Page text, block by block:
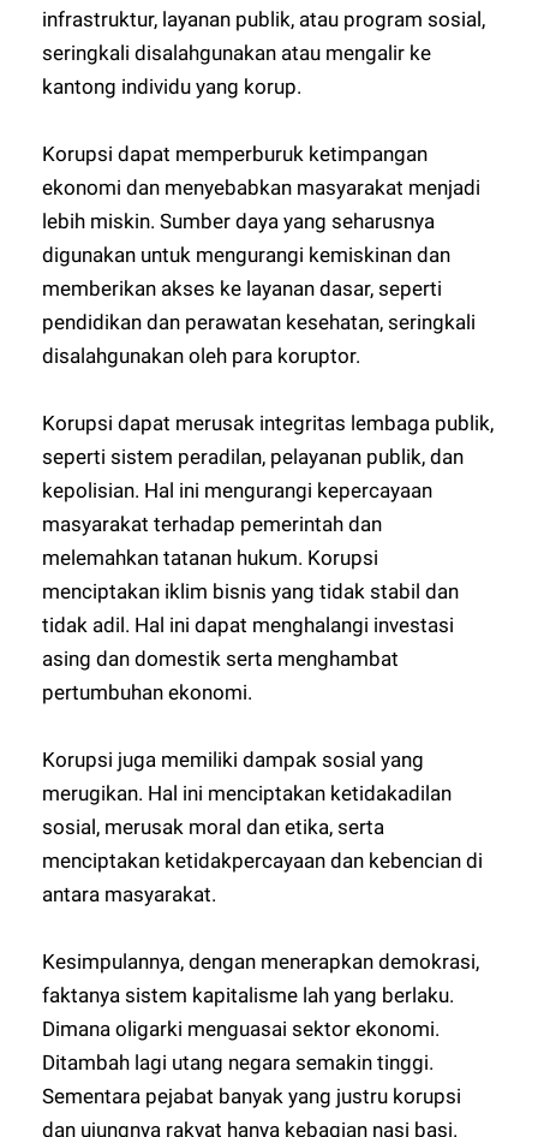
infrastruktur, layanan publik, atau program sosial,
seringkali disalahgunakan atau mengalir ke
kantong individu yang korup.
Korupsi dapat memperburuk ketimpangan
ekonomi dan menyebabkan masyarakat menjadi
lebih miskin. Sumber daya yang seharusnya
digunakan untuk mengurangi kemiskinan dan
memberikan akses ke layanan dasar, seperti
pendidikan dan perawatan kesehatan, seringkali
disalahgunakan oleh para koruptor.
Korupsi dapat merusak integritas lembaga publik,
seperti sistem peradilan, pelayanan publik, dan
kepolisian. Hal ini mengurangi kepercayaan
masyarakat terhadap pemerintah dan
melemahkan tatanan hukum. Korupsi
menciptakan iklim bisnis yang tidak stabil dan
tidak adil. Hal ini dapat menghalangi investasi
asing dan domestik serta menghambat
pertumbuhan ekonomi.
Korupsi juga memiliki dampak sosial yang
merugikan. Hal ini menciptakan ketidakadilan
sosial, merusak moral dan etika, serta
menciptakan ketidakpercayaan dan kebencian di
antara masyarakat.
Kesimpulannya, dengan menerapkan demokrasi,
faktanya sistem kapitalisme lah yang berlaku.
Dimana oligarki menguasai sektor ekonomi.
Ditambah lagi utang negara semakin tinggi.
Sementara pejabat banyak yang justru korupsi
dan ujungnya rakyat hanya kebagian nasi basi.